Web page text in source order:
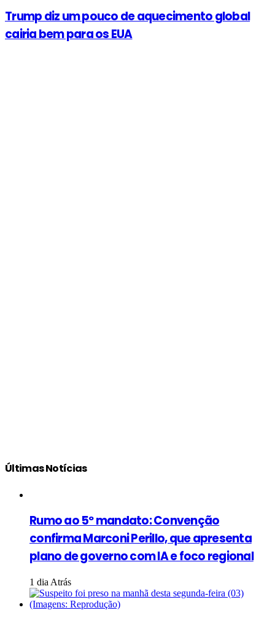
Trump diz um pouco de aquecimento global
cairia bem para os EUA
Últimas Notícias
Rumo ao 5º mandato: Convenção
confirma Marconi Perillo, que apresenta
plano de governo com IA e foco regional
1 dia Atrás